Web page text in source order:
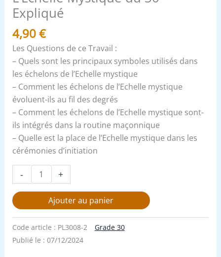
Expliqué
4,90€
Les Questions de ce Travail :
– Quels sont les principaux symboles utilisés dans
les échelons de l’Echelle mystique
– Comment les échelons de l’Echelle mystique
évoluent-ils au fil des degrés
– Comment les échelons de l’Echelle mystique sont-
ils intégrés dans la routine maçonnique
– Quelle est la place de l’Echelle mystique dans les
cérémonies d’initiation
- +
Ajouter au panier
Code article : PL3008-2
Grade 30
Publié le : 07/12/2024